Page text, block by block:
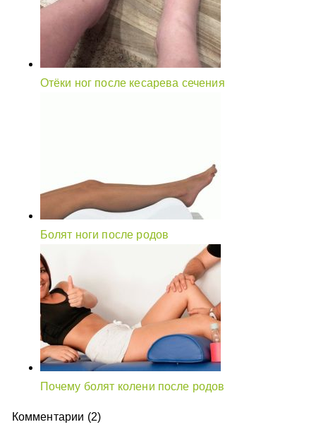
Отёки ног после кесарева сечения
Болят ноги после родов
Почему болят колени после родов
Комментарии (2)